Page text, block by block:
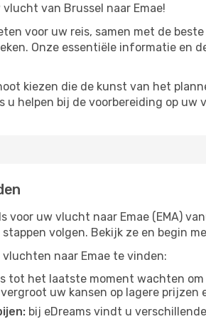
van Brussel naar Emae!
voor uw reis, samen met de
Onze essentiële informatie en
kiezen die de kunst van het
u helpen bij de voorbereiding op
voor uw vlucht naar Emae (EMA)
volgen. Bekijk ze en begin
naar Emae te vinden:
tot het laatste moment wachten
uw kansen op lagere prijzen
bij eDreams vindt u